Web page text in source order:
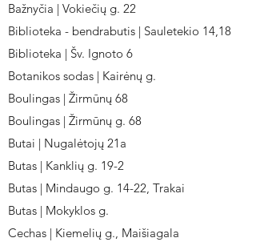
Bažnyčia | Vokiečių g. 22
Biblioteka - bendrabutis | Sauletekio 14,18
Biblioteka | Šv. Ignoto 6
Botanikos sodas | Kairėnų g.
Boulingas | Žirmūnų 68
Boulingas | Žirmūnų g. 68
Butai | Nugalėtojų 21a
Butas | Kanklių g. 19-2
Butas | Mindaugo g. 14-22, Trakai
Butas | Mokyklos g.
Cechas | Kiemelių g., Maišiagala